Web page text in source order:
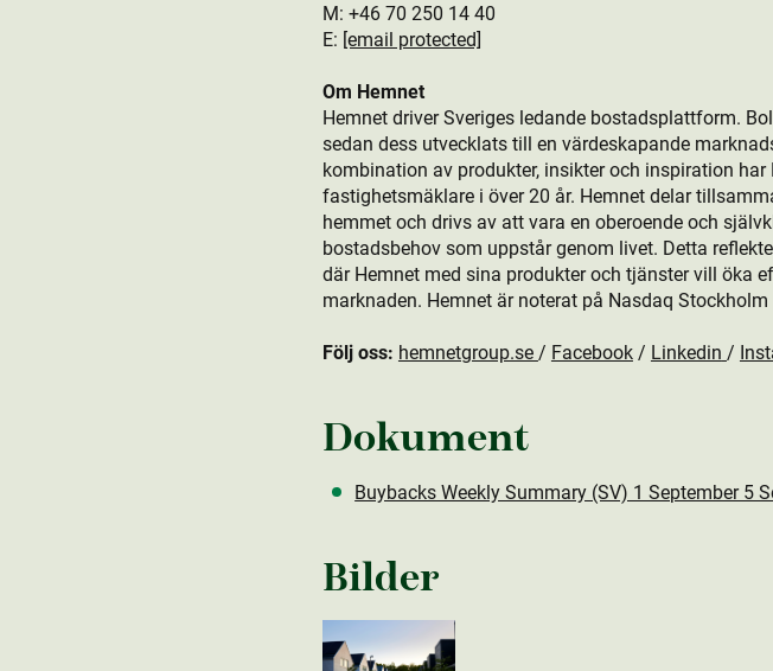
M: +46 70 250 14 40
E: [email protected]
Om Hemnet
Hemnet driver Sveriges ledande bostads­plattform.
sedan dess utvecklats till en värdeskapande
kombination av produkt­er, insikter och inspiration
fastighetsmäklare i över 20 år. Hemnet delar
hemmet och drivs av att vara en oberoende och
bostads­behov som uppstår genom livet. Detta
där Hemnet med sina produkt­er och tjänster vill öka
marknaden. Hemnet är noterat på Nasdaq Stockholm
Följ oss: hemnetgroup.se / Facebook/ Linkedin /
Dokument
Buybacks Weekly Summary (SV) 1 September 5
Bilder